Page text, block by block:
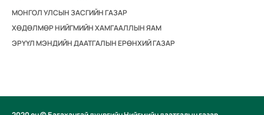
МОНГОЛ УЛСЫН ЗАСГИЙН ГАЗАР
ХӨДӨЛМӨР НИЙГМИЙН ХАМГААЛЛЫН ЯАМ
ЭРҮҮЛ МЭНДИЙН ДААТГАЛЫН ЕРӨНХИЙ ГАЗАР